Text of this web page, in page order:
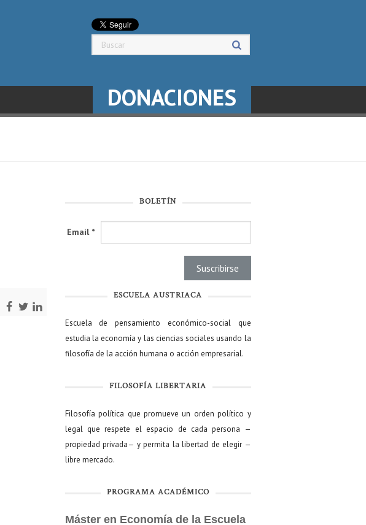
DONACIONES
BOLETÍN
Email *
ESCUELA AUSTRIACA
Escuela de pensamiento económico-social que
estudia la economía y las ciencias sociales usando la
filosofía de la acción humana o acción empresarial.
FILOSOFÍA LIBERTARIA
Filosofía política que promueve un orden político y
legal que respete el espacio de cada persona —
propiedad privada— y permita la libertad de elegir —
libre mercado.
PROGRAMA ACADÉMICO
Máster en Economía de la Escuela